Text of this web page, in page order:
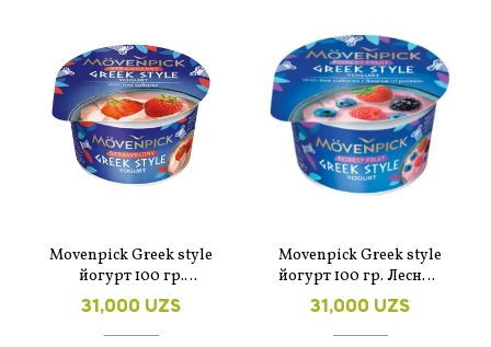
Movenpick Greek style
йогурт 100 гр.
Клубника
31,000 UZS
Movenpick Greek style
йогурт 100 гр. Лесные
ягоды
31,000 UZS